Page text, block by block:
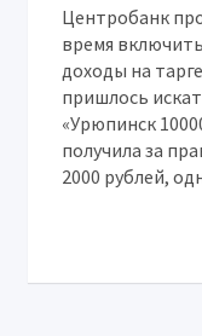
Центробанк
время
доходы на
пришлось
«Урюпинск
получила за
2000 рублей,